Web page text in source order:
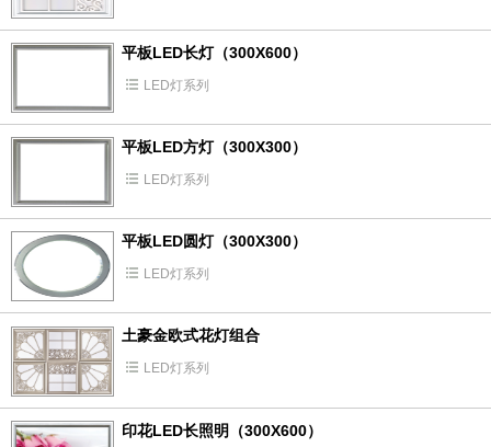
平板LED长灯（300X600）
LED灯系列
平板LED方灯（300X300）
LED灯系列
平板LED圆灯（300X300）
LED灯系列
土豪金欧式花灯组合
LED灯系列
印花LED长照明（300X600）